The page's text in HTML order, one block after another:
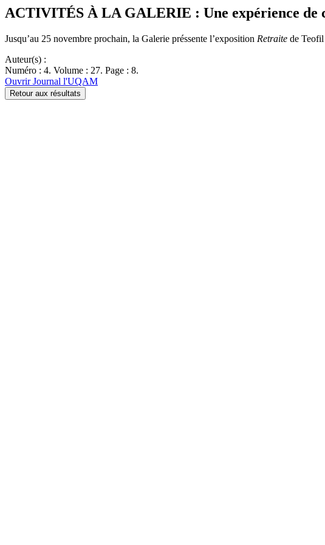
ACTIVITÉS À LA GALERIE : Une expérience de
Jusqu’au 25 novembre prochain, la Galerie préssente l’exposition Retraite de
Auteur(s) :
Numéro : 4. Volume : 27. Page : 8.
Ouvrir Journal l'UQAM
Retour aux résultats